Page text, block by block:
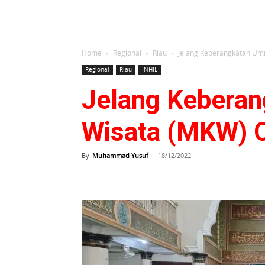
Home Regional Riau Jelang Keberangkatan
Regional Riau INHIL
Jelang
Wisata (MKW)
By Muhammad Yusuf - 18/12/2022